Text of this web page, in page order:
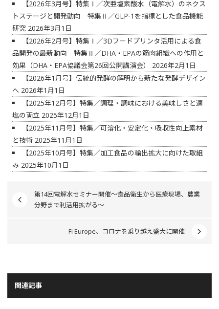
【2026年3月号】特集Ⅰ／次亜塩素酸水（電解水）のネクス
トステージと開発動向 特集Ⅱ／GLP-1を指標とした食品機能
研究 2026年3月1日
【2026年2月号】特集Ⅰ／3Dフードプリンタ活用による食
品開発の最新動向 特集Ⅱ／DHA・EPAの筋肉組織への作用と
効果（DHA・EPA協議会第26回公開講演会）
2026年2月1日
【2026年1月号】伝統的発酵の解明から新たな発酵デザイン
へ 2026年1月1日
【2025年12月号】特集／調理・調味における美味しさと適
塩の両立 2025年12月1日
【2025年11月号】特集／可溶化・安定化・吸収性向上素材
と技術 2025年11月1日
【2025年10月号】特集／加工食品の輸出拡大に向けた取組
み 2025年10月1日
第14回電解水セミナー開催～食品衛生から医療現場、農業
分野まで利活用拡がる～
Fi Europe、コロナを乗り越え盛大に開催
関連記事